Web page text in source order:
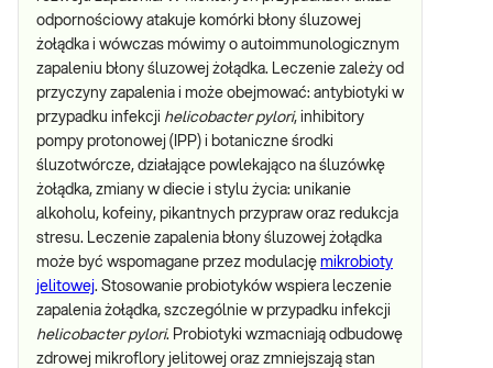
odpornościowy atakuje komórki błony śluzowej
żołądka i wówczas mówimy o autoimmunologicznym
zapaleniu błony śluzowej żołądka. Leczenie zależy od
przyczyny zapalenia i może obejmować: antybiotyki w
przypadku infekcji helicobacter pylori, inhibitory
pompy protonowej (IPP) i botaniczne środki
śluzotwórcze, działające powlekająco na śluzówkę
żołądka, zmiany w diecie i stylu życia: unikanie
alkoholu, kofeiny, pikantnych przypraw oraz redukcja
stresu. Leczenie zapalenia błony śluzowej żołądka
może być wspomagane przez modulację mikrobioty
jelitowej. Stosowanie probiotyków wspiera leczenie
zapalenia żołądka, szczególnie w przypadku infekcji
helicobacter pylori. Probiotyki wzmacniają odbudowę
zdrowej mikroflory jelitowej oraz zmniejszają stan